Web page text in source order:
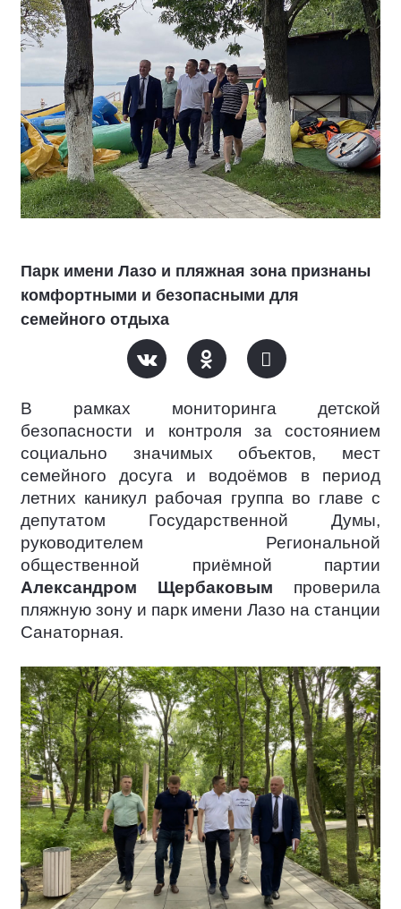
Парк имени Лазо и пляжная зона признаны
комфортными и безопасными для
семейного отдыха
В рамках мониторинга детской
безопасности и контроля за состоянием
социально значимых объектов, мест
семейного досуга и водоёмов в период
летних каникул рабочая группа во главе с
депутатом Государственной Думы,
руководителем Региональной
общественной приёмной партии
Александром Щербаковым проверила
пляжную зону и парк имени Лазо на станции
Санаторная.